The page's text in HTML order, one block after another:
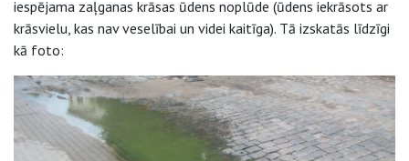
iespējama zaļganas krāsas ūdens noplūde (ūdens iekrāsots ar
krāsvielu, kas nav veselībai un videi kaitīga). Tā izskatās līdzīgi
kā foto: